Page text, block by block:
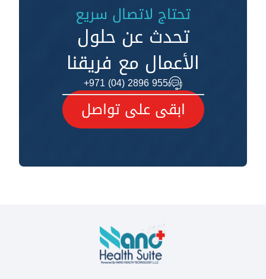
تحتاج لاتصال سريع
تحدث عن حلول
الأعمال مع فريقنا
+971 (04) 2896 955
ابقى على تواصل